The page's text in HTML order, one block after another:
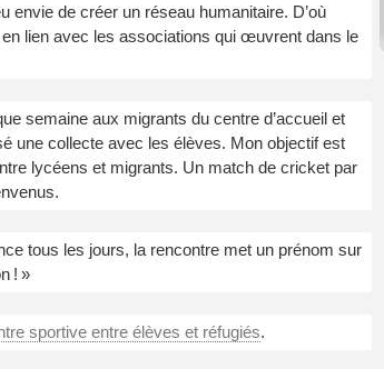
envie de créer un réseau humanitaire. D’où
lien avec les associations qui œuvrent dans le
semaine aux migrants du centre d’accueil et
une collecte avec les élèves. Mon objectif est
lycéens et migrants. Un match de cricket par
tous les jours, la rencontre met un prénom sur
! »
sportive entre élèves et réfugiés.